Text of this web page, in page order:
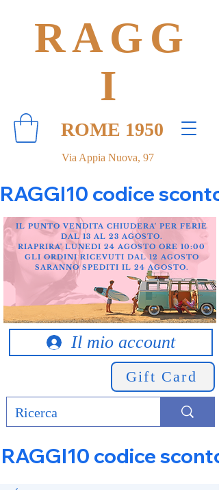
Via Appia Nuova, 97
RAGG
I
ROME 1950
RAGGI10 codice
Il mio account
Gift Card
IL PUNTO VENDITA CHIUDERA' PER FERIE
DAL 13 AL 23 AGOSTO.
RIAPRIRA' LUNEDI 24 AGOSTO ORE 10:00
GLI ORDINI RICEVUTI DAL 12 AGOSTO
SARANNO SPEDITI IL 24 AGOSTO.
RAGGI10 codice